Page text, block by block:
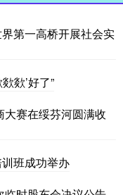
第一高桥开展社会实
欻’好了”
赛在绥芬河圆满收
班成功举办